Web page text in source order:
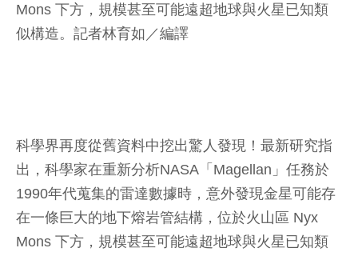
Mons 下方，規模甚至可能遠超地球與火星已知類
似構造。 記者林育如／編譯
科學界再度從舊資料中挖出驚人發現！最新研究指
出，科學家在重新分析NASA「Magellan」任務於
1990年代蒐集的雷達數據時，意外發現金星可能存
在一條巨大的地下熔岩管結構，位於火山區 Nyx
Mons 下方，規模甚至可能遠超地球與火星已知類